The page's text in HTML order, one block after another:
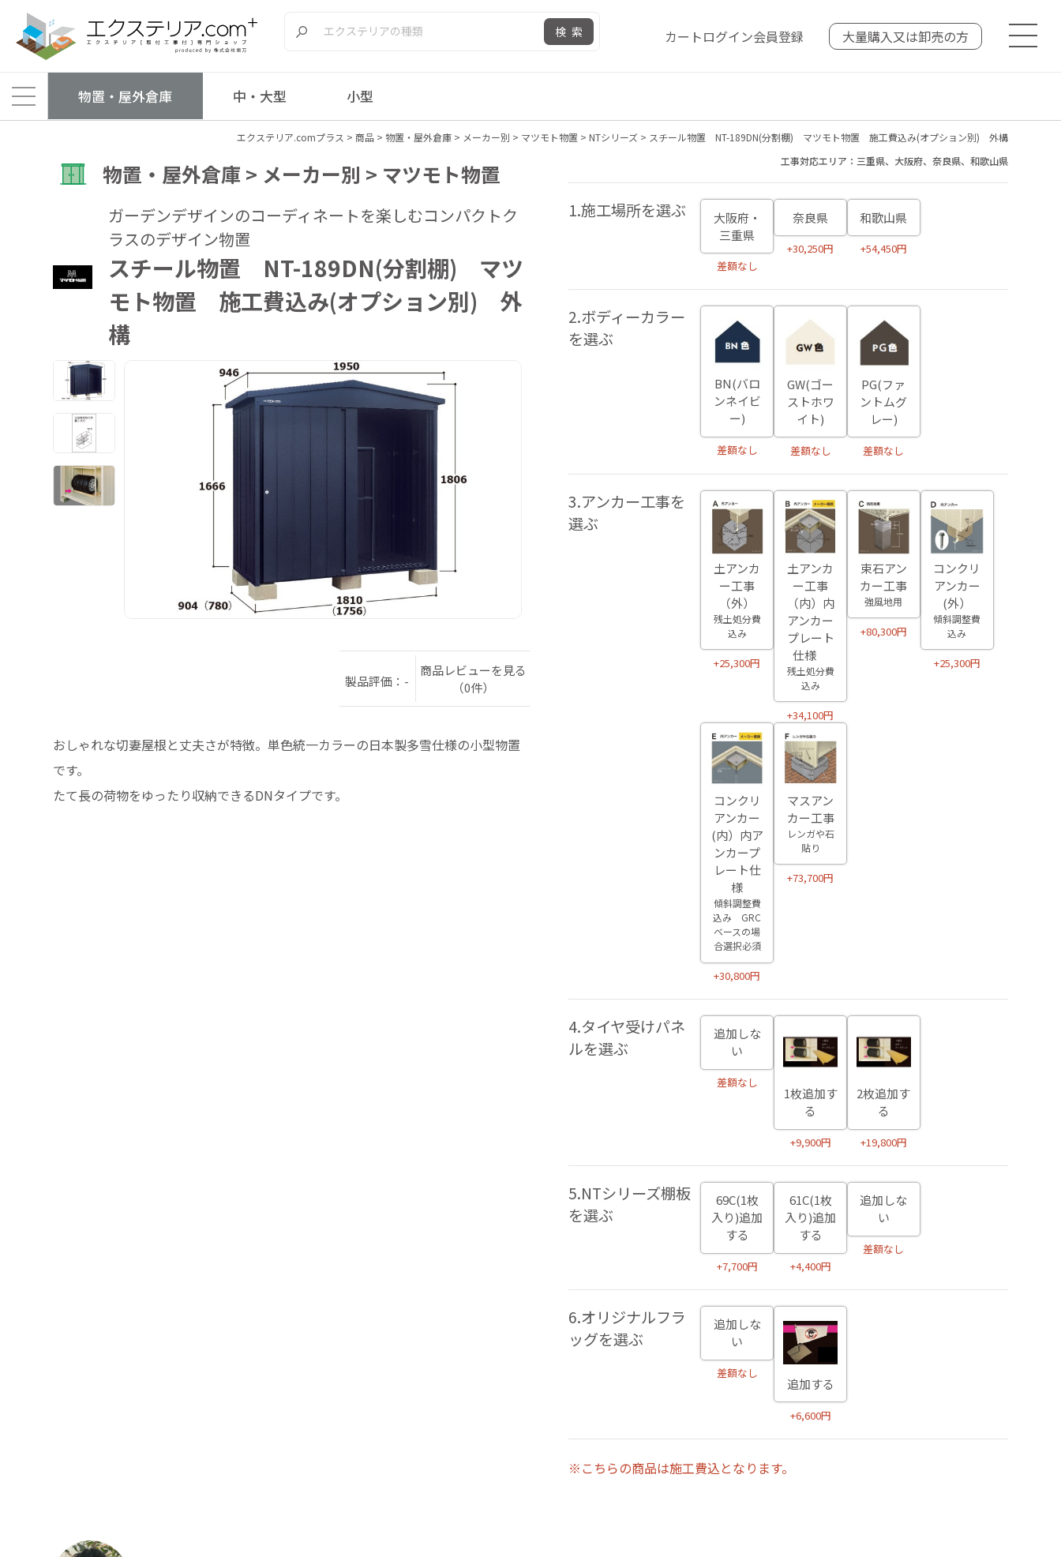
検索 カートログイン会員登録 大量購入又は卸売の方
物置・屋外倉庫 中・大型 小型
エクステリア.comプラス > 商品> 物置・屋外倉庫> メーカー別 > マツモト物置 > NTシリーズ> スチール物置 NT-189DN(分割棚) マツモト物置 施工費込み(オプション別) 外構
物置・屋外倉庫 > メーカー別 > マツモト物置
ガーデンデザインのコーディネートを楽しむコンパクトク
ラスのデザイン物置
スチール物置 NT-189DN(分割棚) マツ
モト物置 施工費込み(オプション別) 外
構
製品評価：-
商品レビューを見る
（0件）
おしゃれな切妻屋根と丈夫さが特徴。単色統一カラーの日本製多雪仕様の小型物置
です。
たて長の荷物をゆったり収納できるDNタイプです。
工事対応エリア：三重県、大阪府、奈良県、和歌山県
1.施工場所を選ぶ
大阪府・
三重県
差額なし
奈良県
+30,250円
和歌山県
+54,450円
2.ボディーカラー
を選ぶ
BN(バロ
ンネイビ
ー)
差額なし
GW(ゴー
ストホワ
イト)
差額なし
PG(ファ
ントムグ
レー)
差額なし
3.アンカー工事を
選ぶ
土アンカ
ー工事
（外）
残土処分費
込み
+25,300円
土アンカ
ー工事
（内）内
アンカー
プレート
仕様
残土処分費
込み
+34,100円
束石アン
カー工事
強風地用
+80,300円
コンクリ
アンカー
(外）
傾斜調整費
込み
+25,300円
コンクリ
アンカー
(内）内ア
ンカープ
レート仕
様
傾斜調整費
込み GRC
ベースの場
合選択必須
+30,800円
マスアン
カー工事
レンガや石
貼り
+73,700円
4.タイヤ受けパネ
ルを選ぶ
追加しな
い
差額なし
1枚追加す
る
+9,900円
2枚追加す
る
+19,800円
5.NTシリーズ棚板
を選ぶ
69C(1枚
入り)追加
する
+7,700円
61C(1枚
入り)追加
する
+4,400円
追加しな
い
差額なし
6.オリジナルフラ
ッグを選ぶ
追加しな
い
差額なし
追加する
+6,600円
※こちらの商品は施工費込となります。